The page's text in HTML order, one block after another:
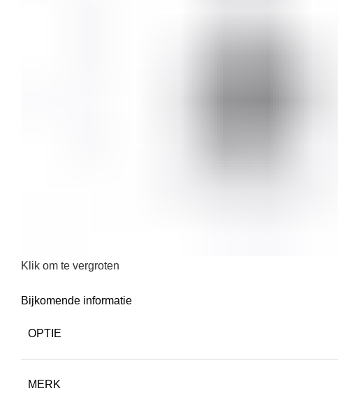
Klik om te vergroten
Bijkomende informatie
OPTIE
MERK